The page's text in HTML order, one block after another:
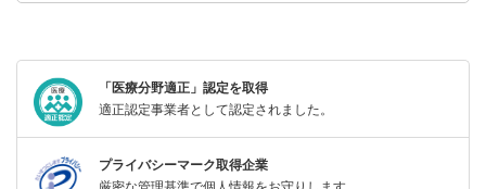
「医療分野適正」認定を取得
適正認定事業者として認定されました。
プライバシーマーク取得企業